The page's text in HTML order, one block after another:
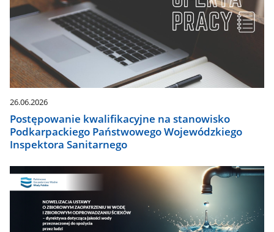
26.06.2026
Postępowanie kwalifikacyjne na stanowisko
Podkarpackiego Państwowego Wojewódzkiego
Inspektora Sanitarnego